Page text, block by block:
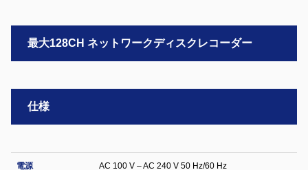
最大128CH ネットワークディスクレコーダー
仕様
電源 AC 100 V – AC 240 V 50 Hz/60 Hz